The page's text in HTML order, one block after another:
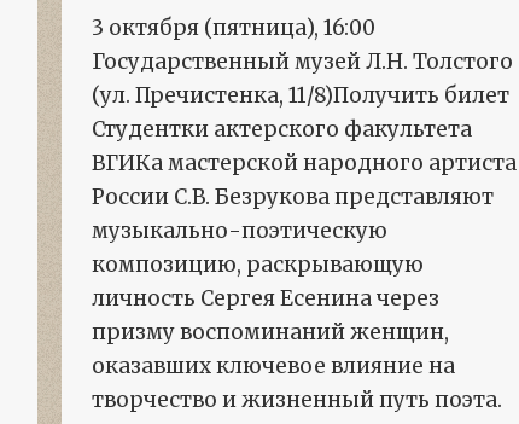
3 октября (пятница), 16:00
Государственный музей Л.Н. Толстого
(ул. Пречистенка, 11/8)Получить билет
Студентки актерского факультета
ВГИКа мастерской народного артиста
России С.В. Безрукова представляют
музыкально-поэтическую
композицию, раскрывающую
личность Сергея Есенина через
призму воспоминаний женщин,
оказавших ключевое влияние на
творчество и жизненный путь поэта.